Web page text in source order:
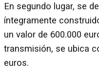
En segundo lugar, se
íntegramente
un valor de 600.000
transmisión, se ubica
euros.